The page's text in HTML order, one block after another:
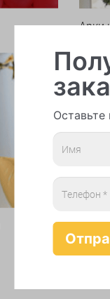
Арки